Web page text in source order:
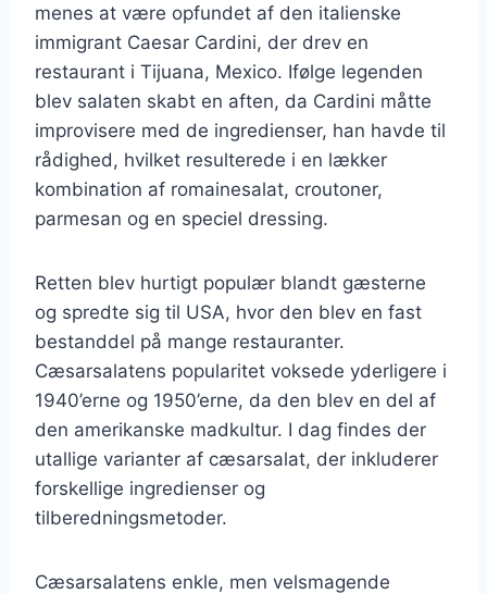
menes at være opfundet af den italienske
immigrant Caesar Cardini, der drev en
restaurant i Tijuana, Mexico. Ifølge legenden
blev salaten skabt en aften, da Cardini måtte
improvisere med de ingredienser, han havde til
rådighed, hvilket resulterede i en lækker
kombination af romainesalat, croutoner,
parmesan og en speciel dressing.
Retten blev hurtigt populær blandt gæsterne
og spredte sig til USA, hvor den blev en fast
bestanddel på mange restauranter.
Cæsarsalatens popularitet voksede yderligere i
1940’erne og 1950’erne, da den blev en del af
den amerikanske madkultur. I dag findes der
utallige varianter af cæsarsalat, der inkluderer
forskellige ingredienser og
tilberedningsmetoder.
Cæsarsalatens enkle, men velsmagende